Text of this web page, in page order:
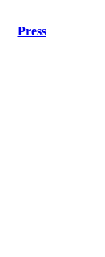
Press